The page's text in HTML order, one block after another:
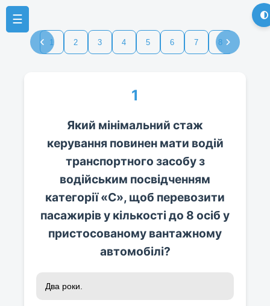
☰
1 2 3 4 5 6 7 8
1
Який мінімальний стаж
керування повинен мати водій
транспортного засобу з
водійським посвідченням
категорії «С», щоб перевозити
пасажирів у кількості до 8 осіб у
пристосованому вантажному
автомобілі?
Два роки.